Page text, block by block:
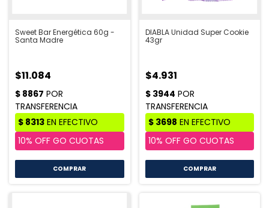
Sweet Bar Energética 60g -
Santa Madre
$11.084
COMPRAR
DIABLA Unidad Super Cookie
43gr
$4.931